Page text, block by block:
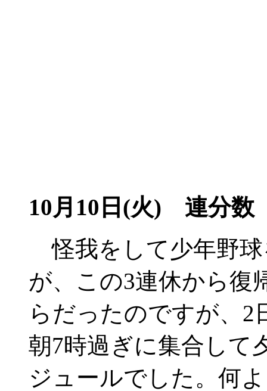
10月10日(火) 連分数
怪我をして少年野
が、この3連休から復
らだったのですが、2
朝7時過ぎに集合して
ジュールでした。何